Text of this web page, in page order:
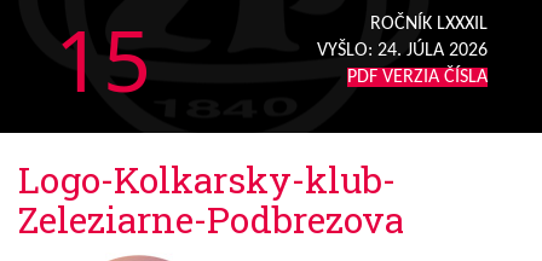
15
ROČNÍK LXXXIL
VYŠLO: 24. JÚLA 2026
PDF VERZIA ČÍSLA
Logo-Kolkarsky-klub-
Zeleziarne-Podbrezova